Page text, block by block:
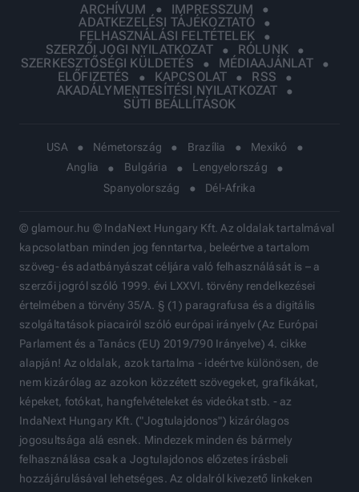
ARCHÍVUM
IMPRESSZUM
ADATKEZELÉSI TÁJÉKOZTATÓ
FELHASZNÁLÁSI FELTÉTELEK
SZERZŐI JOGI NYILATKOZAT
RÓLUNK
SZERKESZTŐSÉGI KÜLDETÉS
MÉDIAAJÁNLAT
ELŐFIZETÉS
KAPCSOLAT
RSS
AKADÁLYMENTESÍTÉSI NYILATKOZAT
SÜTI BEÁLLÍTÁSOK
USA Németország Brazília
Mexikó
Anglia
Bulgária
Lengyelország
Spanyolország
Dél-Afrika
© glamour.hu © IndaNext Hungary Kft. Az oldalak tartalmával
kapcsolatban minden jog fenntartva, beleértve a tartalom
szöveg- és adatbányászat céljára való felhasználását is – a
szerzői jogról szóló 1999. évi LXXVI. törvény rendelkezései
értelmében a törvény 35/A. § (1) paragrafusa és a digitális
szolgáltatások piacairól szóló európai irányelv (Az Európai
Parlament és a Tanács (EU) 2019/790 Irányelve) 4. cikke
alapján! Az oldalak, azok tartalma - ideértve különösen, de
nem kizárólag az azokon közzétett szövegeket, grafikákat,
képeket, fotókat, hangfelvételeket és videókat stb. - az
IndaNext Hungary Kft. ("Jogtulajdonos") kizárólagos
jogosultsága alá esnek. Mindezek minden és bármely
felhasználása csak a Jogtulajdonos előzetes írásbeli
hozzájárulásával lehetséges. Az oldalról kivezető linkeken